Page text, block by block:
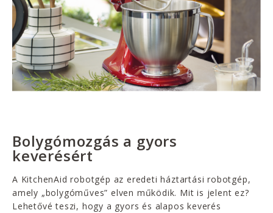
Bolygómozgás a gyors
keverésért
A KitchenAid robotgép az eredeti háztartási robotgép,
amely „bolygóműves” elven működik. Mit is jelent ez?
Lehetővé teszi, hogy a gyors és alapos keverés